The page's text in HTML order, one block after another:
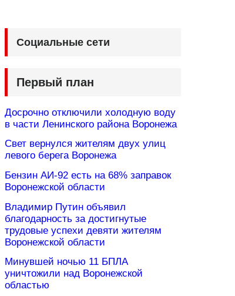
Социальные сети
Первый план
Досрочно отключили холодную воду
в части Ленинского района Воронежа
Свет вернулся жителям двух улиц
левого берега Воронежа
Бензин АИ-92 есть на 68% заправок
Воронежской области
Владимир Путин объявил
благодарность за достигнутые
трудовые успехи девяти жителям
Воронежской области
Минувшей ночью 11 БПЛА
уничтожили над Воронежской
областью